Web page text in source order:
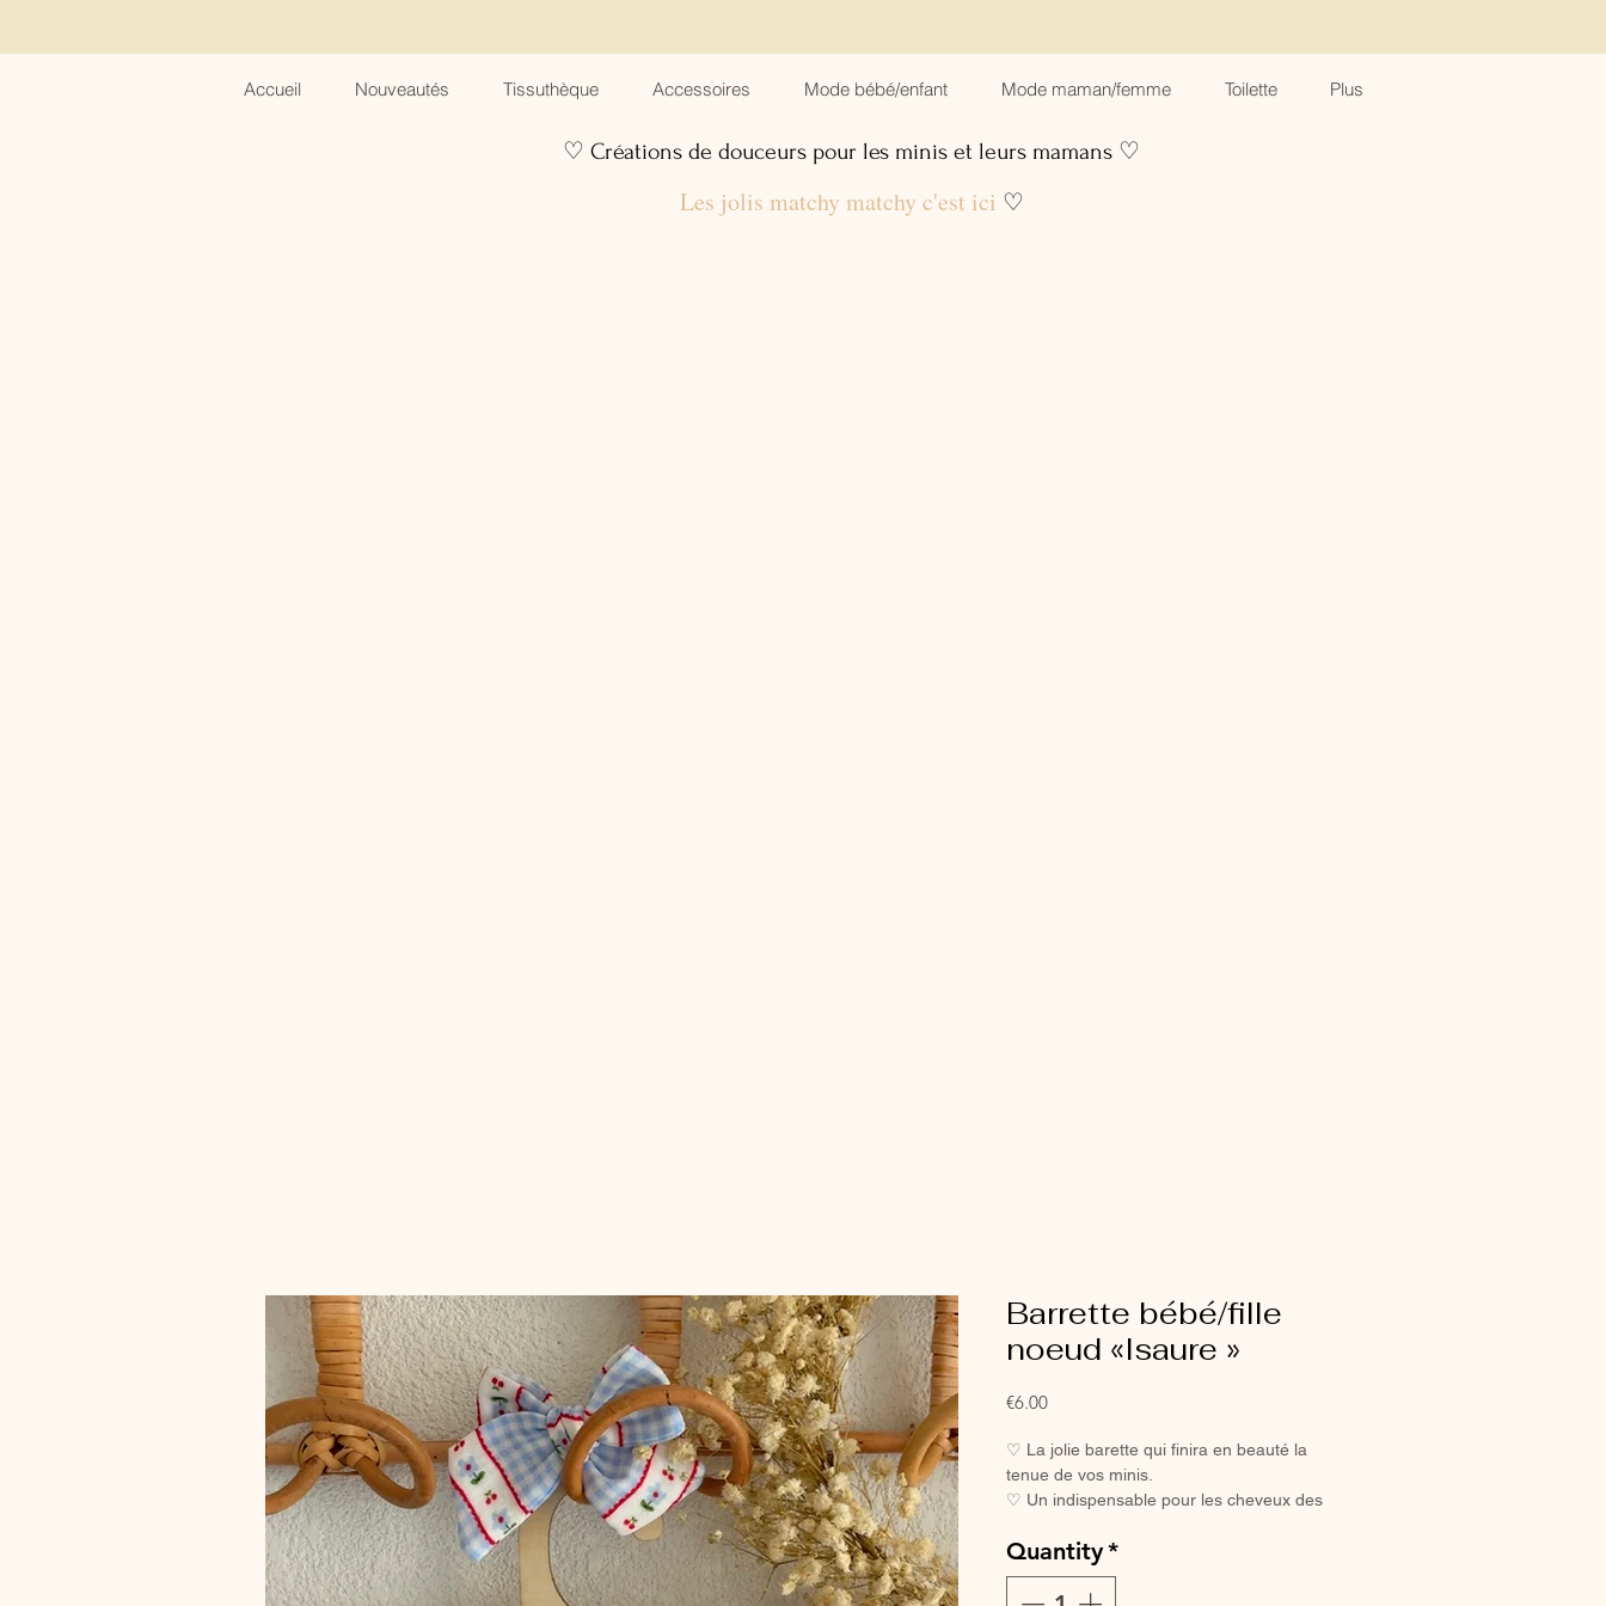
Accueil Nouveautés Tissuthèque Accessoires Mode bébé/enfant Mode maman/femme Toilette Plus
♡ Créations de douceurs pour les minis et leurs mamans ♡
Les jolis matchy matchy c'est ici ♡
Barrette bébé/fille
noeud «Isaure »
€6.00Price
♡ La jolie barette qui finira en beauté la
tenue de vos minis.
♡ Un indispensable pour les cheveux des
♡ Avec sa pince crocodile, elle ne glisse
pas, même sur les cheveux les plus fins.
Quantity*